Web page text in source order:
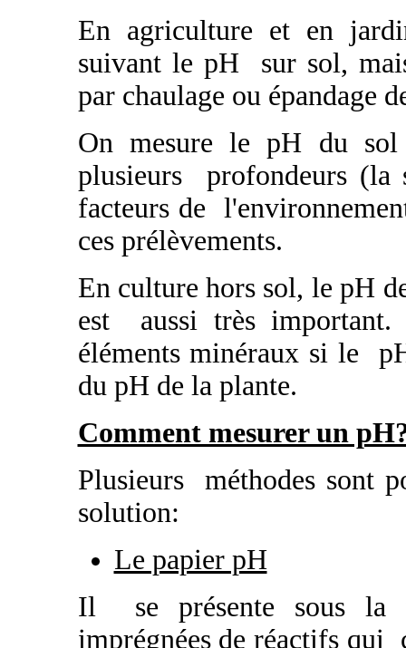
En agriculture et en
suivant le pH sur sol,
par chaulage ou épandage
On mesure le pH du sol
plusieurs profondeurs (la
facteurs de
ces prélèvements.
En culture hors sol, le pH
est aussi très important.
éléments minéraux si le
du pH de la plante.
Comment mesurer un
Plusieurs méthodes sont
solution:
Le papier pH
Il se présente sous la
imprégnées de réactifs qui